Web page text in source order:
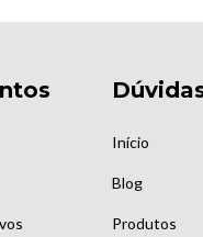
Início
Blog
Produtos